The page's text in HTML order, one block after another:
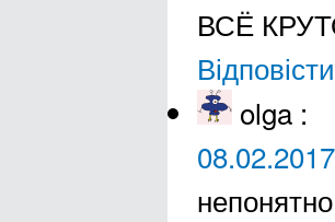
ВСЁ
Відповісти
olga :